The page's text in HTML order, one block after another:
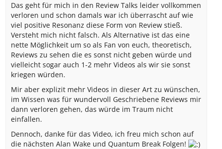
Das geht für mich in den Review Talks leider vollkommen
verloren und schon damals war ich überrascht auf wie
viel positive Resonanz diese Form von Review stieß.
Versteht mich nicht falsch. Als Alternative ist das eine
nette Möglichkeit um so als Fan von euch, theoretisch,
Reviews zu sehen die es sonst nicht geben würde und
vielleicht sogar auch 1-2 mehr Videos als wir sie sonst
kriegen würden.
Mir aber explizit mehr Videos in dieser Art zu wünschen,
im Wissen was für wundervoll Geschriebene Reviews mir
dann verloren gehen, das würde im Traum nicht
einfallen.
Dennoch, danke für das Video, ich freu mich schon auf
die nächsten Alan Wake und Quantum Break Folgen!